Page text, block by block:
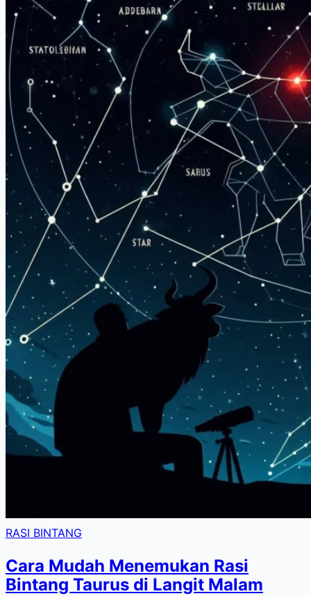
RASI BINTANG
Cara Mudah Menemukan Rasi
Bintang Taurus di Langit Malam